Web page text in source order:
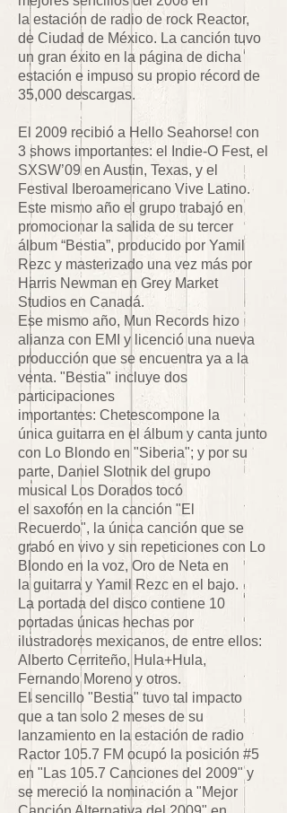
la estación de radio de rock Reactor,
de Ciudad de México. La canción tuvo
un gran éxito en la página de dicha
estación e impuso su propio récord de
35,000 descargas.
El 2009 recibió a Hello Seahorse! con
3 shows importantes: el Indie-O Fest, el
SXSW’09 en Austin, Texas, y el
Festival Iberoamericano Vive Latino.
Este mismo año el grupo trabajó en
promocionar la salida de su tercer
álbum “Bestia”, producido por Yamil
Rezc y masterizado una vez más por
Harris Newman en Grey Market
Studios en Canadá.
Ese mismo año, Mun Records hizo
alianza con EMI y licenció una nueva
producción que se encuentra ya a la
venta. "Bestia" incluye dos
participaciones
importantes: Chetescompone la
única guitarra en el álbum y canta junto
con Lo Blondo en "Siberia"; y por su
parte, Daniel Slotnik del grupo
musical Los Dorados tocó
el saxofón en la canción "El
Recuerdo", la única canción que se
grabó en vivo y sin repeticiones con Lo
Blondo en la voz, Oro de Neta en
la guitarra y Yamil Rezc en el bajo.
La portada del disco contiene 10
portadas únicas hechas por
ilustradores mexicanos, de entre ellos:
Alberto Cerriteño, Hula+Hula,
Fernando Moreno y otros.
El sencillo "Bestia" tuvo tal impacto
que a tan solo 2 meses de su
lanzamiento en la estación de radio
Ractor 105.7 FM ocupó la posición #5
en "Las 105.7 Canciones del 2009" y
se mereció la nominación a "Mejor